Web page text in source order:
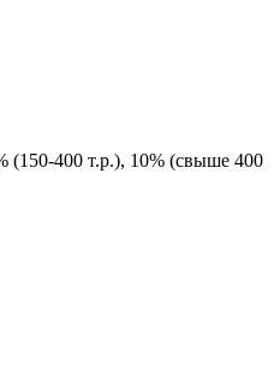
(150-400 т.р.), 10% (свыше 400